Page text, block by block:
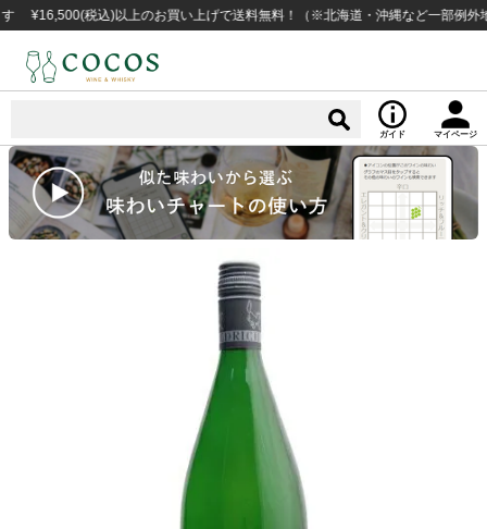
税込)以上のお買い上げで送料無料！（※北海道・沖縄など一部例外地域あ
ガイド マイページ